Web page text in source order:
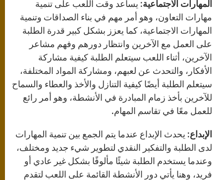
المهارات الاجتماعية: يساعد وقت اللعب على تنمية
مهارات التعاون، وهو أمر مهم في بناء الصداقات وتنمية
المهارات الاجتماعية، كما يعزز بشكل كبير قدرة الطلبة
على العمل مع الآخرين وانتظار دورهم وفهم مشاعر
الآخرين، أثناء اللعب سيتعلم الطلبة كيفية مشاركة
الأفكار، والتحدث عن لعبهم، ومشاركة المواد المختلفة،
سيتعلم الطلبة أيضًا كيفية التنازل والأخذ والعطاء والسماح
للآخرين بأخذ زمام المبادرة في الأنشطة، وهو أمر رائع
للعمل معًا في تقاسم المهام.
الإبداع: يحدث الإبداع عندما يتم الجمع بين تنمية المهارات
لدى الطلبة والتفكير النقدي لتطوير شيء جديد ومختلف،
وعندما يستخدم الطلبة شيئًا مألوفًا بشكل غير عادي أو
فريد، وهنا يأتي دور الأنشطة القائمة على اللعب لتقدم